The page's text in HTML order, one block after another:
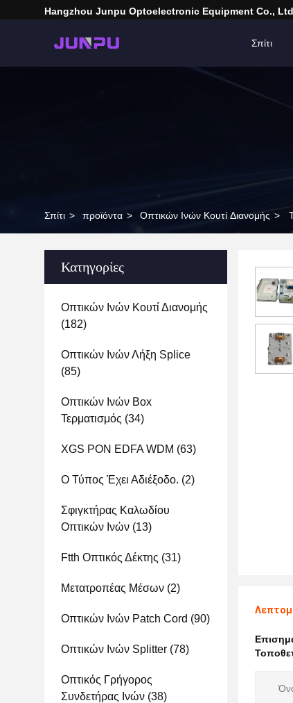
Hangzhou Junpu Optoelectronic Equipment Co.,
Σπίτι
Σπίτι > προϊόντα > Οπτικών Ινών Κουτί Διανομής >
Κατηγορίες
Οπτικών Ινών Κουτί Διανομής
(182)
Οπτικών Ινών Λήξη Splice
(85)
Οπτικών Ινών Box
Τερματισμός (34)
XGS PON EDFA WDM (63)
Ο Τύπος Έχει Αδιέξοδο. (2)
Σφιγκτήρας Καλωδίου
Οπτικών Ινών (13)
Ftth Οπτικός Δέκτης (31)
Μετατροπέας Μέσων (2)
Οπτικών Ινών Patch Cord (90)
Οπτικών Ινών Splitter (78)
Οπτικός Γρήγορος
Συνδετήρας Ινών (38)